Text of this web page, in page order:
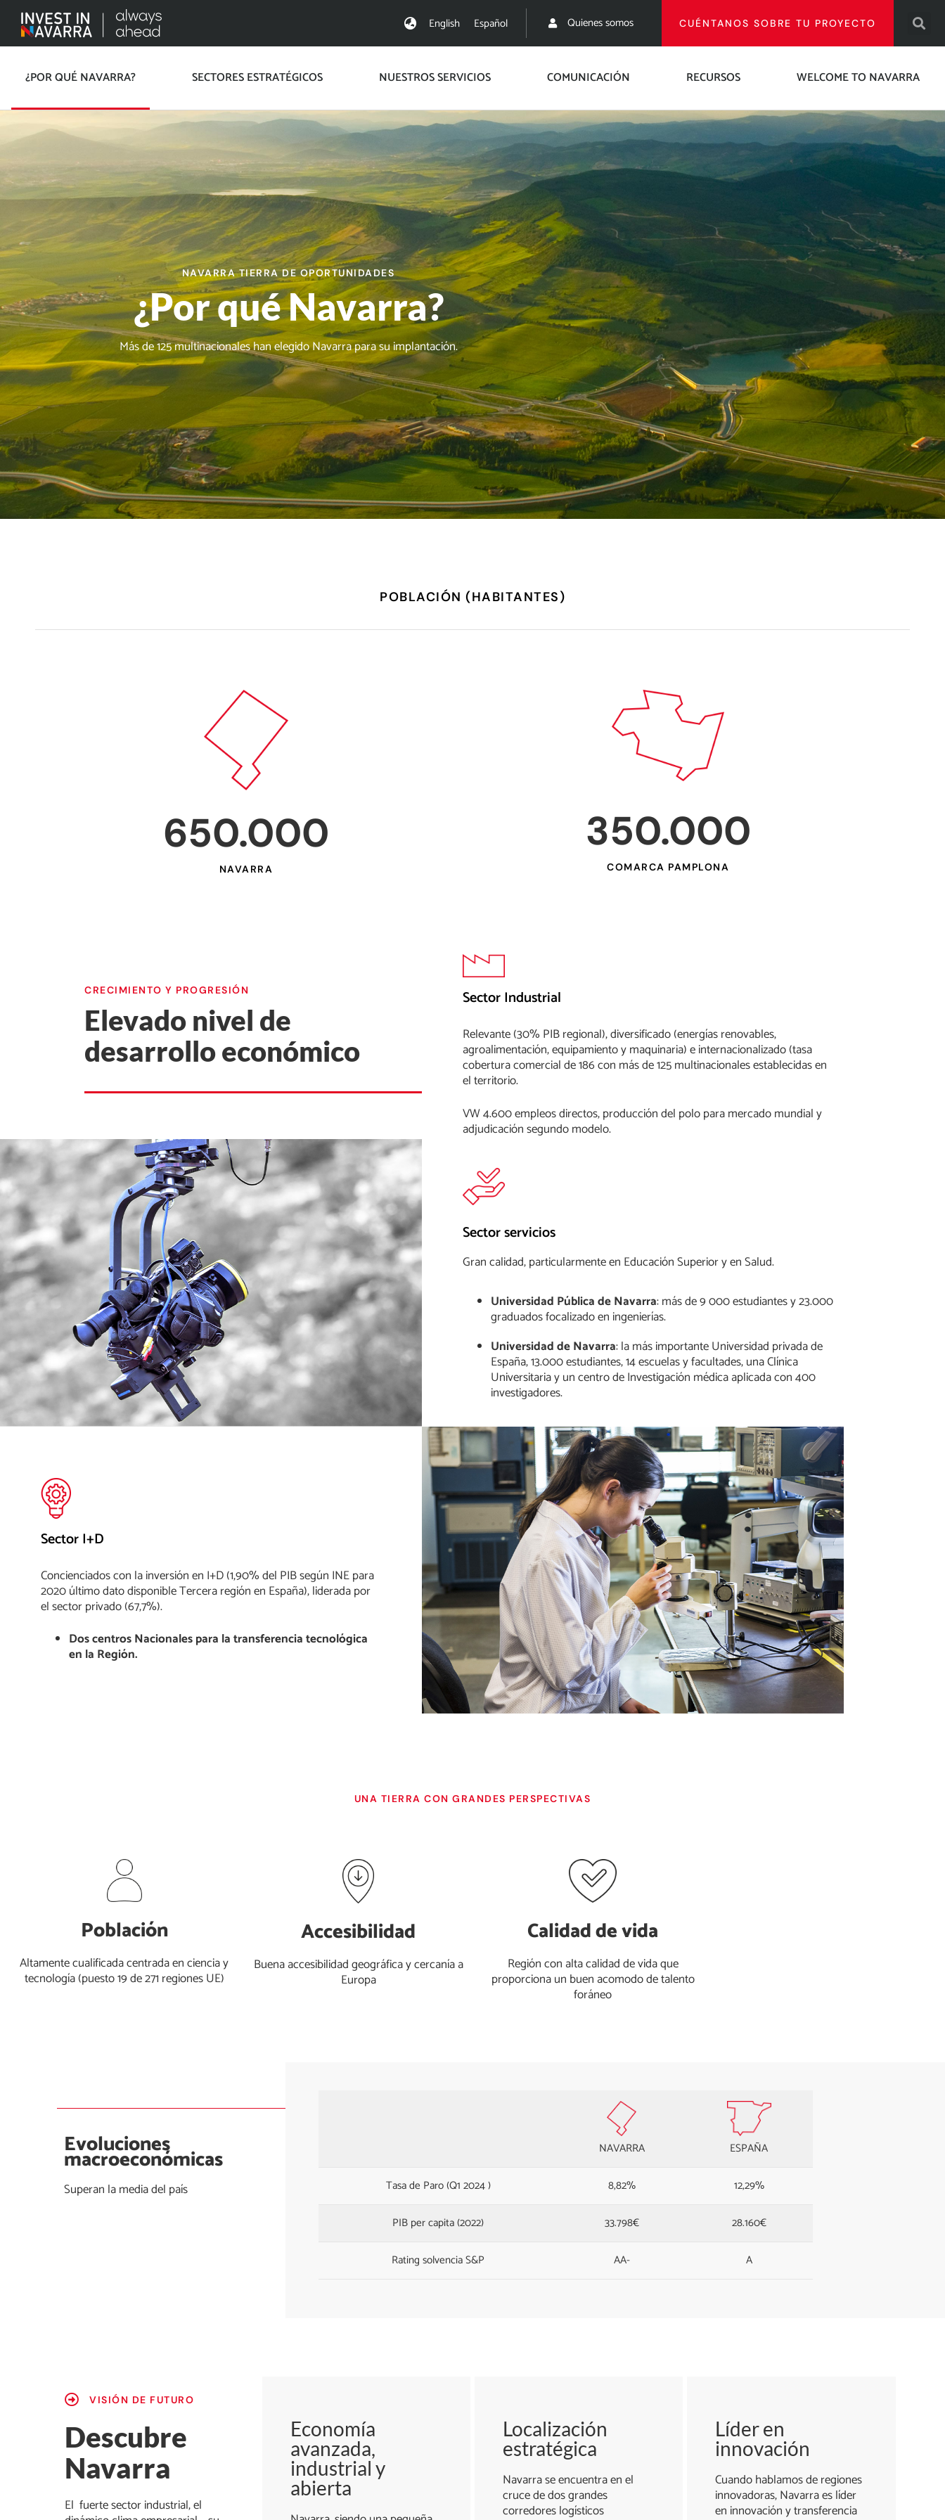
English Español Quienes somos CUÉNTANOS SOBRE TU PROYECTO
¿POR QUÉ NAVARRA? SECTORES ESTRATÉGICOS NUESTROS SERVICIOS COMUNICACIÓN RECURSOS WELCOME TO NAVARRA
NAVARRA TIERRA DE OPORTUNIDADES
¿Por qué Navarra?
Más de 125 multinacionales han elegido Navarra para su implantación.
POBLACIÓN (HABITANTES)
650.000
NAVARRA
350.000
COMARCA PAMPLONA
CRECIMIENTO Y PROGRESIÓN
Elevado nivel de
desarrollo económico
Sector Industrial
Relevante (30% PIB regional), diversificado (energías renovables,
agroalimentación, equipamiento y maquinaria) e internacionalizado (tasa
cobertura comercial de 186 con más de 125 multinacionales establecidas en
el territorio.
VW 4.600 empleos directos, producción del polo para mercado mundial y
adjudicación segundo modelo.
Sector servicios
Gran calidad, particularmente en Educación Superior y en Salud.
Universidad Pública de Navarra: más de 9 000 estudiantes y 23.000
graduados focalizado en ingenierías.
Universidad de Navarra: la más importante Universidad privada de
España, 13.000 estudiantes, 14 escuelas y facultades, una Clínica
Universitaria y un centro de Investigación médica aplicada con 400
investigadores.
Sector I+D
Concienciados con la inversión en I+D (1,90% del PIB según INE para
2020 último dato disponible Tercera región en España), liderada por
el sector privado (67,7%).
Dos centros Nacionales para la transferencia tecnológica
en la Región.
UNA TIERRA CON GRANDES PERSPECTIVAS
Población
Altamente cualificada centrada en ciencia y
tecnología (puesto 19 de 271 regiones UE)
Accesibilidad
Buena accesibilidad geográfica y cercanía a
Europa
Calidad de vida
Región con alta calidad de vida que
proporciona un buen acomodo de talento
foráneo
Evoluciones
macroeconómicas
Superan la media del país
NAVARRA ESPAÑA
Tasa de Paro (Q1 2024 ) 8,82% 12,29%
PIB per capita (2022) 33.798€ 28.160€
Rating solvencia S&P AA- A
VISIÓN DE FUTURO
Descubre
Navarra
El fuerte sector industrial, el
Economía
avanzada,
industrial y
abierta
Localización
estratégica
Navarra se encuentra en el
cruce de dos grandes
corredores logísticos
Líder en
innovación
Cuando hablamos de regiones
innovadoras, Navarra es líder
en innovación y transferencia